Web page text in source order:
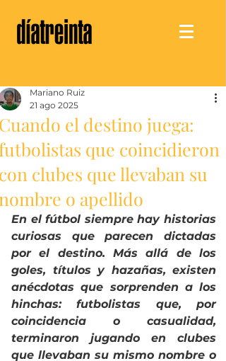
el destino juega:
que coincidieron
clubes que llevaban su
o apellido
Mariano Ruiz
21 ago 2025
En el fútbol siempre hay historias
curiosas que parecen dictadas
por el destino. Más allá de los
goles, títulos y hazañas, existen
anécdotas que sorprenden a los
hinchas: futbolistas que, por
coincidencia o casualidad,
terminaron jugando en clubes
que llevaban su mismo nombre o